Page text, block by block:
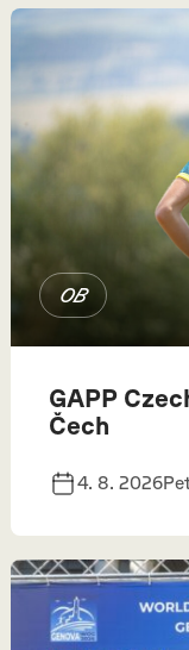
OB
GAPP
Čech
4. 8. 2026